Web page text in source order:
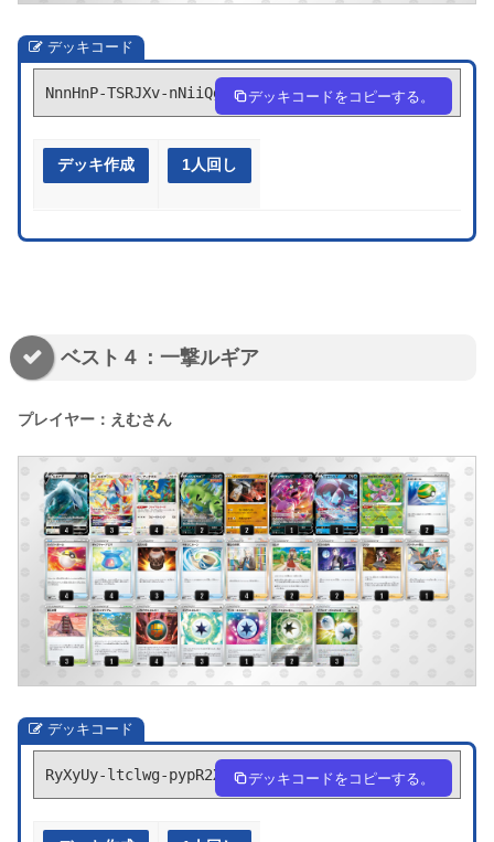
デッキコード
NnnHnP-TSRJXv-nNiiQg デッキコードをコピーする。
デッキ作成 1人回し
ベスト４：一撃ルギア
プレイヤー：えむさん
デッキコード
RyXyUy-ltclwg-pypR2X デッキコードをコピーする。